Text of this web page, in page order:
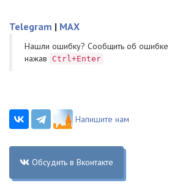
Telegram | MAX
Нашли ошибку? Cообщить об
нажав
Ctrl+Enter
Напишите нам
Обсудить в Вконтакте